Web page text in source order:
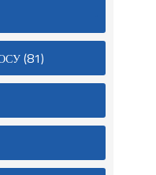
(81)